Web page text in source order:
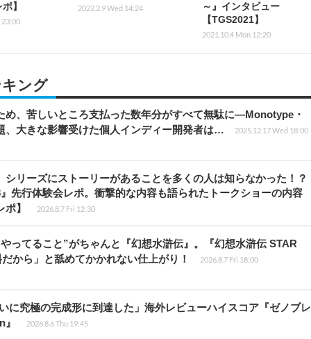
】
23:00
2022.2.9 Wed 14:24
～』インタビュー
【TGS2021】
2021.10.4 Mon 12:20
ング
め、苦しいところ支払った数年分がすべて無駄に―Monotype・
、大きな影響受けた個人インディー開発者は…
2025.12.17 Wed 18:00
シリーズにストーリーがあることを多くの人は知らなかった！？
』先行体験会レポ。衝撃的な内容も語られたトークショーの内容
】
2026.8.7 Fri 12:30
ってること”がちゃんと『幻想水滸伝』。『幻想水滸伝 STAR
から」と舐めてかかれない仕上がり！
2026.8.7 Fri 18:00
に究極の完成形に到達した」海外レビューハイスコア『ゼノブレ
2026.8.6 Thu 19:45